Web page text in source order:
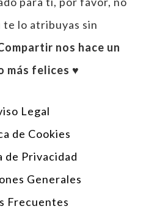
te lo atribuyas sin
nos hace un
más felices ♥︎
Legal
de Cookies
de Privacidad
Generales
Frecuentes